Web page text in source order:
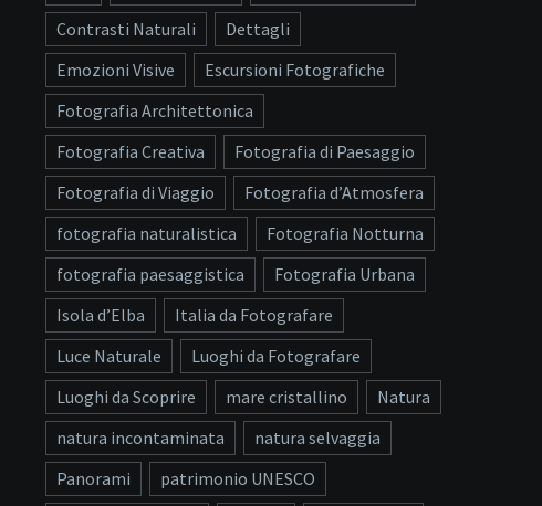
Contrasti Naturali
Dettagli
Emozioni Visive
Escursioni Fotografiche
Fotografia Architettonica
Fotografia Creativa
Fotografia di Paesaggio
Fotografia di Viaggio
Fotografia d’Atmosfera
fotografia naturalistica
Fotografia Notturna
fotografia paesaggistica
Fotografia Urbana
Isola d’Elba
Italia da Fotografare
Luce Naturale
Luoghi da Fotografare
Luoghi da Scoprire
mare cristallino
Natura
natura incontaminata
natura selvaggia
Panorami
patrimonio UNESCO